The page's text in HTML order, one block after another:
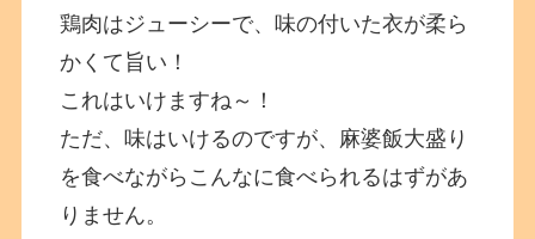
鶏肉はジューシーで、味の付いた衣が柔ら
かくて旨い！
これはいけますね～！
ただ、味はいけるのですが、麻婆飯大盛り
を食べながらこんなに食べられるはずがあ
りません。